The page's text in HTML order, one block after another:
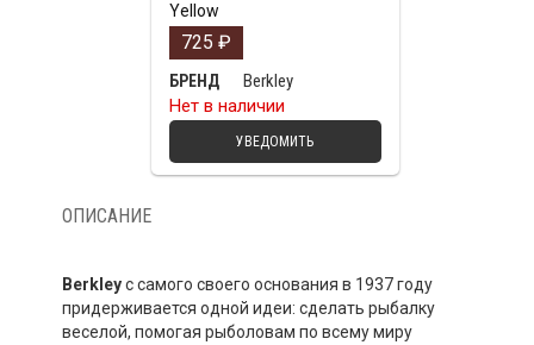
Yellow
725 ₽
БРЕНД
Berkley
Нет в наличии
УВЕДОМИТЬ
ОПИСАНИЕ
Berkleyс самого своего основания в 1937 году
придерживается одной идеи: сделать рыбалку
веселой, помогая рыболовам по всему миру